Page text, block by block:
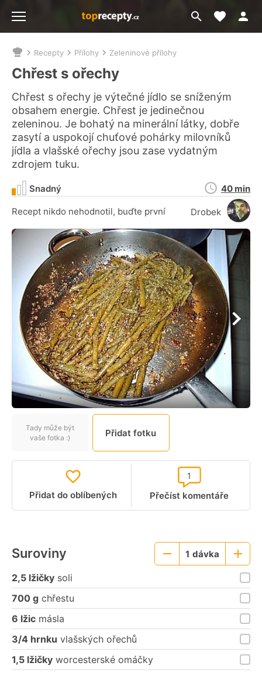
Přejít
na
Moje
Nacházíte
se
zde:
Recepty Přílohy Zeleninové přílohy
Chřest s ořechy
Chřest s ořechy je výtečné jídlo se sníženým
obsahem energie. Chřest je jedinečnou
zeleninou. Je bohatý na minerální látky, dobře
zasytí a uspokojí chuťové pohárky milovníků
jídla a vlašské ořechy jsou zase vydatným
zdrojem tuku.
Recept nikdo nehodnotil, buďte první Drobek
Snadný
Doba
přípravy
40 min
Tady může být
vaše fotka :)
Přidat fotku
Přidat do oblíbených Přečíst komentáře
1
Suroviny
Menší
1 dávka
Větší
porce
2,5 lžičky soli
700 g chřestu
6 lžic másla
3/4 hrnku vlašských ořechů
1,5 lžičky worcesterské omáčky